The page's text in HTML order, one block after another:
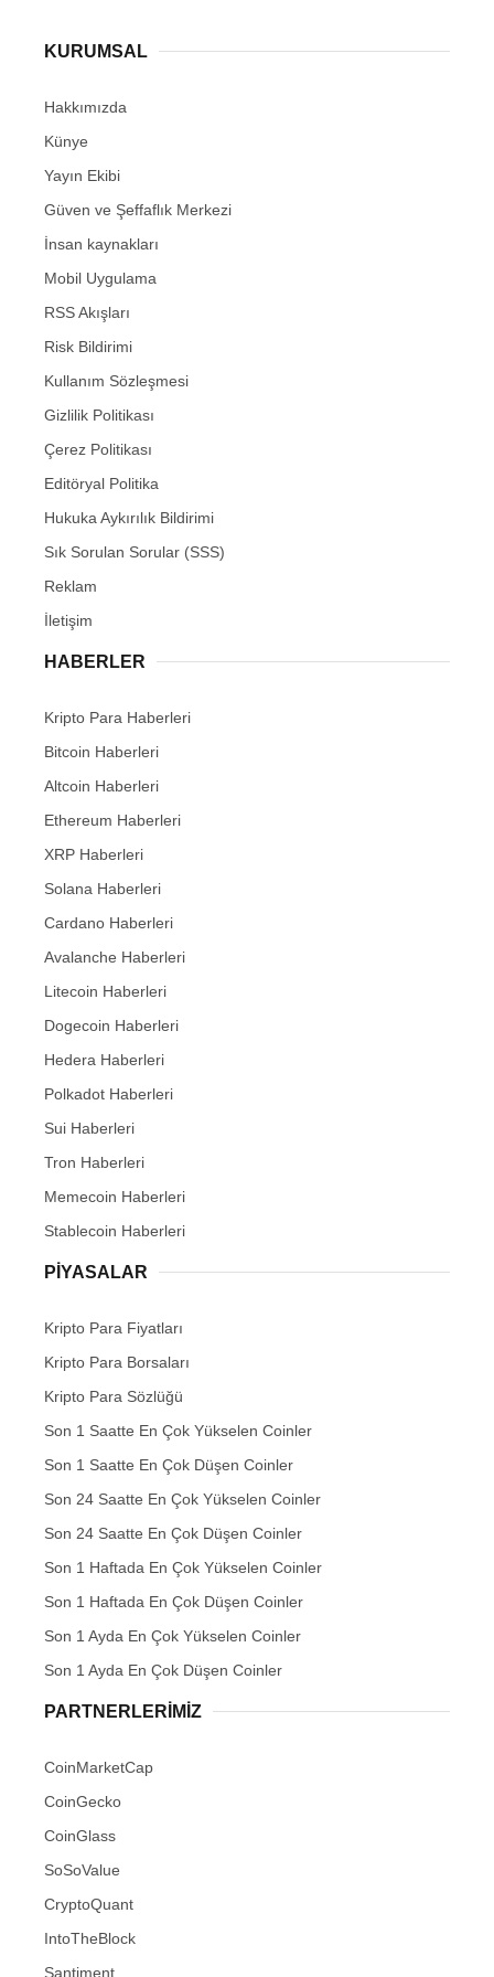
KURUMSAL
Hakkımızda
Künye
Yayın Ekibi
Güven ve Şeffaflık Merkezi
İnsan kaynakları
Mobil Uygulama
RSS Akışları
Risk Bildirimi
Kullanım Sözleşmesi
Gizlilik Politikası
Çerez Politikası
Editöryal Politika
Hukuka Aykırılık Bildirimi
Sık Sorulan Sorular (SSS)
Reklam
İletişim
HABERLER
Kripto Para Haberleri
Bitcoin Haberleri
Altcoin Haberleri
Ethereum Haberleri
XRP Haberleri
Solana Haberleri
Cardano Haberleri
Avalanche Haberleri
Litecoin Haberleri
Dogecoin Haberleri
Hedera Haberleri
Polkadot Haberleri
Sui Haberleri
Tron Haberleri
Memecoin Haberleri
Stablecoin Haberleri
PIYASALAR
Kripto Para Fiyatları
Kripto Para Borsaları
Kripto Para Sözlüğü
Son 1 Saatte En Çok Yükselen Coinler
Son 1 Saatte En Çok Düşen Coinler
Son 24 Saatte En Çok Yükselen Coinler
Son 24 Saatte En Çok Düşen Coinler
Son 1 Haftada En Çok Yükselen Coinler
Son 1 Haftada En Çok Düşen Coinler
Son 1 Ayda En Çok Yükselen Coinler
Son 1 Ayda En Çok Düşen Coinler
PARTNERLERIMIZ
CoinMarketCap
CoinGecko
CoinGlass
SoSoValue
CryptoQuant
IntoTheBlock
Santiment